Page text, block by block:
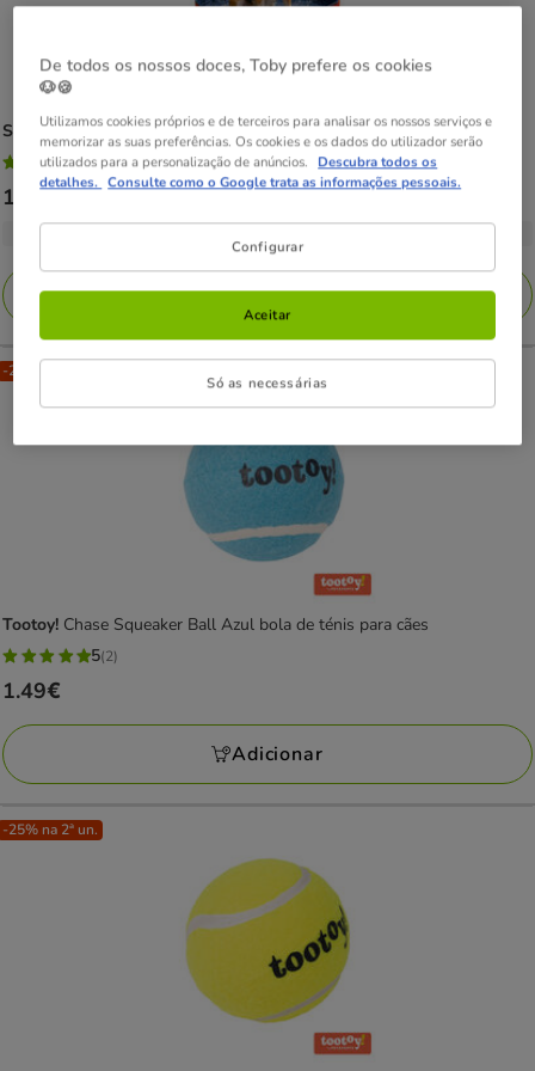
Summer VibesFresh Pool Piscina Vermelha para cães
4.8
estrelas
avaliações
4.8(13)
Preço
a
39.99€
16.99€-39.99€
Adicionar
-25% na 2ª un.
Tootoy! Chase Squeaker Ball Azul bola de ténis para cães
5
estrelas
com
2
avaliações
5(2)
Preço
1.49€
1.49€
Adicionar
-25% na 2ª un.
De todos os nossos doces, Toby prefere os cookies
🐶🍪
Utilizamos cookies próprios e de terceiros para analisar os nossos serviços e
memorizar as suas preferências. Os cookies e os dados do utilizador serão
utilizados para a personalização de anúncios. Descubra todos os
detalhes. Consulte como o Google trata as informações pessoais.
Configurar
Só as necessárias
Aceitar